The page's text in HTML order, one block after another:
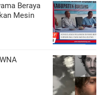
Beraya
Mesin